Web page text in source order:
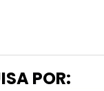
POR: